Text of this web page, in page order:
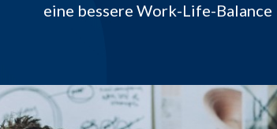
eine bessere Work-Life-Balance